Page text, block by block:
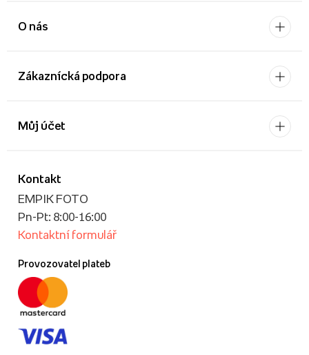
O nás
Zákaznícká podpora
Kontakt
EMPIK FOTO
Pn-Pt: 8:00-16:00
Kontaktní formulář
Provozovatel plateb
Můj účet